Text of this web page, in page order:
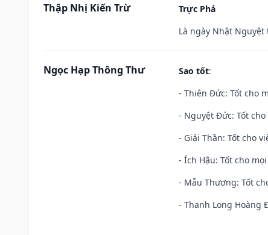
Thập Nhị Kiến Trừ
Trực Phá
Là ngày Nhật
Ngọc Hạp Thông Thư Sao tốt:
- Thiên Đức: Tốt cho
- Nguyệt Đức: Tốt cho
- Giải Thần: Tốt cho
- Ích Hậu: Tốt cho
- Mẫu Thương: Tốt
- Thanh Long Hoàng